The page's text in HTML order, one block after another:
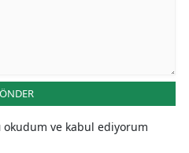
Iğdır
okudum ve kabul ediyorum